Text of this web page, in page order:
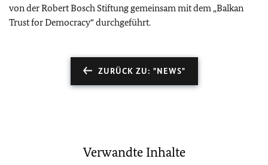
von der Robert Bosch Stiftung gemeinsam mit dem „Balkan
Trust for Democracy“ durchgeführt.
ZURÜCK ZU: "NEWS"
Verwandte Inhalte